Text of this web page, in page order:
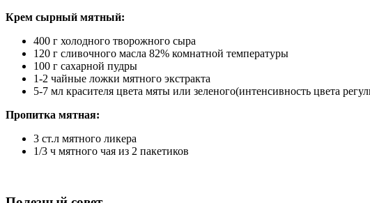
Крем сырный мятный:
400 г холодного творожного сыра
120 г сливочного масла 82% комнатной температуры
100 г сахарной пудры
1-2 чайные ложки мятного экстракта
5-7 мл красителя цвета мяты или зеленого(интенсивность цвета
Пропитка мятная:
3 ст.л мятного ликера
1/3 ч мятного чая из 2 пакетиков